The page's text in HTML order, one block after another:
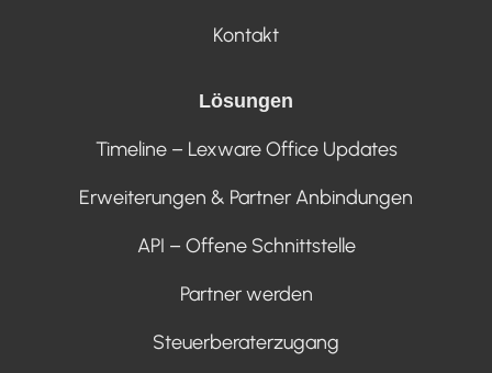
Kontakt
Lösungen
Timeline – Lexware Office Updates
Erweiterungen & Partner Anbindungen
API – Offene Schnittstelle
Partner werden
Steuerberaterzugang